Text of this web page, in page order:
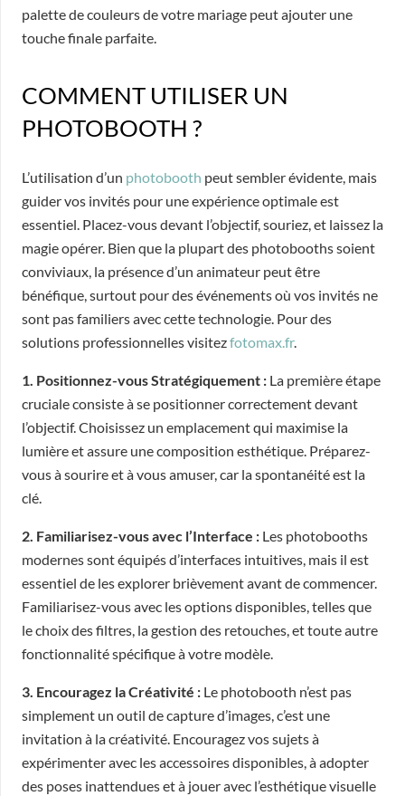
palette de couleurs de votre mariage peut ajouter une
touche finale parfaite.
COMMENT UTILISER UN
PHOTOBOOTH ?
L’utilisation d’un photobooth peut sembler évidente, mais
guider vos invités pour une expérience optimale est
essentiel. Placez-vous devant l’objectif, souriez, et laissez la
magie opérer. Bien que la plupart des photobooths soient
conviviaux, la présence d’un animateur peut être
bénéfique, surtout pour des événements où vos invités ne
sont pas familiers avec cette technologie. Pour des
solutions professionnelles visitezfotomax.fr.
1. Positionnez-vous Stratégiquement : La première étape
cruciale consiste à se positionner correctement devant
l’objectif. Choisissez un emplacement qui maximise la
lumière et assure une composition esthétique. Préparez-
vous à sourire et à vous amuser, car la spontanéité est la
clé.
2. Familiarisez-vous avec l’Interface : Les photobooths
modernes sont équipés d’interfaces intuitives, mais il est
essentiel de les explorer brièvement avant de commencer.
Familiarisez-vous avec les options disponibles, telles que
le choix des filtres, la gestion des retouches, et toute autre
fonctionnalité spécifique à votre modèle.
3. Encouragez la Créativité : Le photobooth n’est pas
simplement un outil de capture d’images, c’est une
invitation à la créativité. Encouragez vos sujets à
expérimenter avec les accessoires disponibles, à adopter
des poses inattendues et à jouer avec l’esthétique visuelle